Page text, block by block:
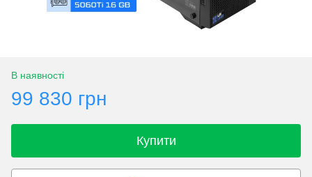
В наявності
99 830 грн
Купити